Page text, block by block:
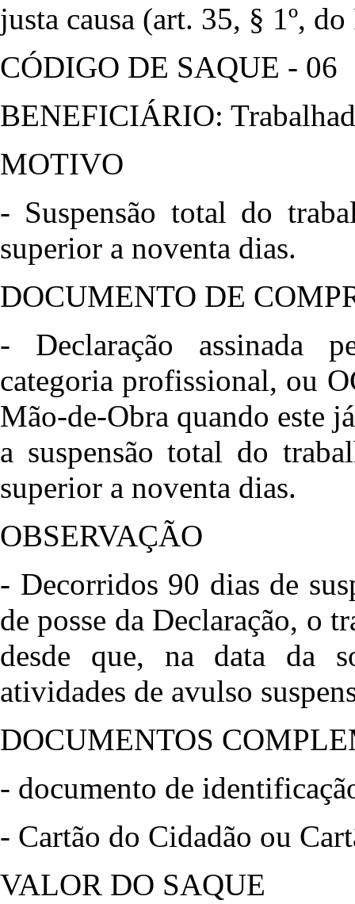
justa causa (art. 35, § 1º,
CÓDIGO DE SAQUE - 06
BENEFICIÁRIO:
MOTIVO
- Suspensão total do
superior a noventa dias.
DOCUMENTO DE
- Declaração assinada
categoria profissional, ou
Mão-de-Obra quando este
a suspensão total do
superior a noventa dias.
OBSERVAÇÃO
- Decorridos 90 dias de
de posse da Declaração, o
desde que, na data da
atividades de avulso
DOCUMENTOS
- documento de
- Cartão do Cidadão ou
VALOR DO SAQUE